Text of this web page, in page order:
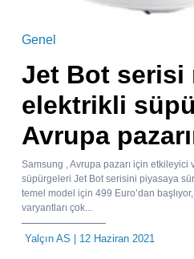
Genel
Jet Bot serisi
elektrikli
Avrupa
Samsung , Avrupa pazarı için etkileyici
süpürgeleri Jet Bot serisini piyasaya
temel model için 499 Euro’dan
varyantları çok...
Yalçın AS | 12 Haziran 2021